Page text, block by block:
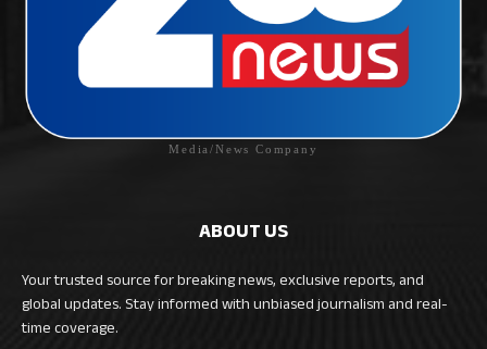
Media/News Company
ABOUT US
Your trusted source for breaking news, exclusive reports, and
global updates. Stay informed with unbiased journalism and real-
time coverage.